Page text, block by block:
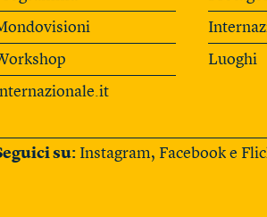
Luoghi
su: Instagram, Facebook e